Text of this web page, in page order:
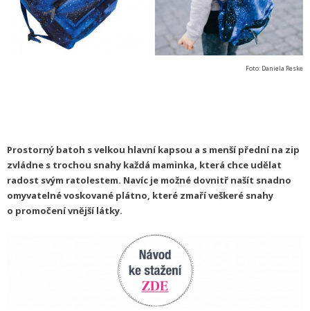
Foto: Daniela Reske
Prostorný batoh s velkou hlavní kapsou a s menší přední na zip
zvládne s trochou snahy každá maminka, která chce udělat
radost svým ratolestem. Navíc je možné dovnitř našít snadno
omyvatelné voskované plátno, které zmaří veškeré snahy
o promočení vnější látky.